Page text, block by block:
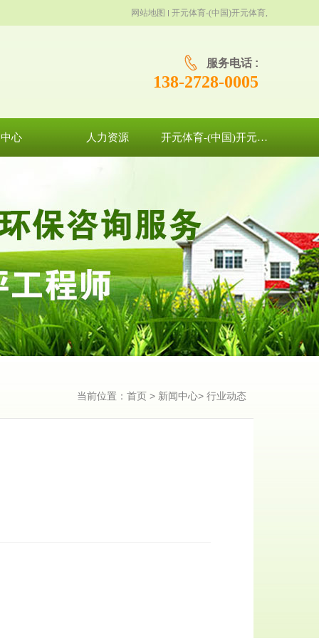
网站地图 开元体育-(中国)开元体育,
服务电话 :
138-2728-0005
心 人力资源 开元体育-(中国)开元体育,
当前位置： 首页 > 新闻中心> 行业动态